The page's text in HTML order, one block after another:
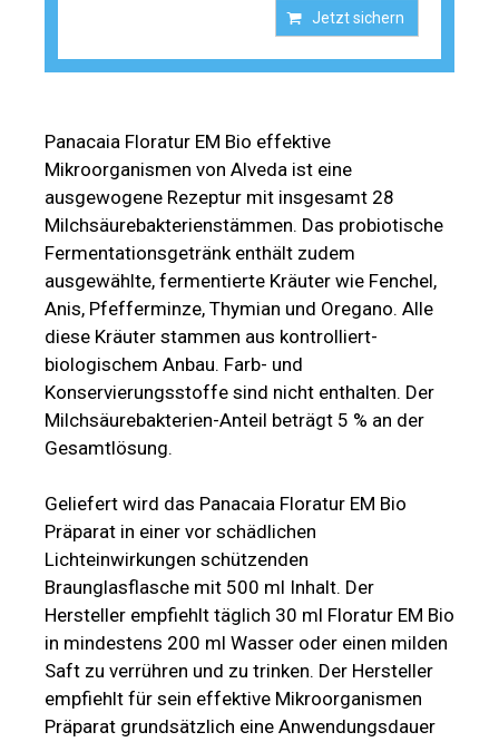
Jetzt sichern
Panacaia Floratur EM Bio effektive
Mikroorganismen von Alveda ist eine
ausgewogene Rezeptur mit insgesamt 28
Milchsäurebakterienstämmen. Das probiotische
Fermentationsgetränk enthält zudem
ausgewählte, fermentierte Kräuter wie Fenchel,
Anis, Pfefferminze, Thymian und Oregano. Alle
diese Kräuter stammen aus kontrolliert-
biologischem Anbau. Farb- und
Konservierungsstoffe sind nicht enthalten. Der
Milchsäurebakterien-Anteil beträgt 5 % an der
Gesamtlösung.
Geliefert wird das Panacaia Floratur EM Bio
Präparat in einer vor schädlichen
Lichteinwirkungen schützenden
Braunglasflasche mit 500 ml Inhalt. Der
Hersteller empfiehlt täglich 30 ml Floratur EM Bio
in mindestens 200 ml Wasser oder einen milden
Saft zu verrühren und zu trinken. Der Hersteller
empfiehlt für sein effektive Mikroorganismen
Präparat grundsätzlich eine Anwendungsdauer